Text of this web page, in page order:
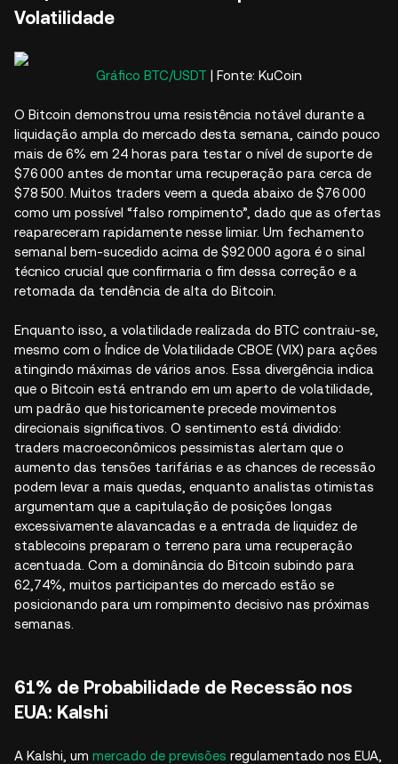
Volatilidade
Gráfico BTC/USDT | Fonte: KuCoin
O Bitcoin demonstrou uma resistência notável durante a
liquidação ampla do mercado desta semana, caindo pouco
mais de 6% em 24 horas para testar o nível de suporte de
$76 000 antes de montar uma recuperação para cerca de
$78 500. Muitos traders veem a queda abaixo de $76 000
como um possível “falso rompimento”, dado que as ofertas
reapareceram rapidamente nesse limiar. Um fechamento
semanal bem-sucedido acima de $92 000 agora é o sinal
técnico crucial que confirmaria o fim dessa correção e a
retomada da tendência de alta do Bitcoin.
Enquanto isso, a volatilidade realizada do BTC contraiu-se,
mesmo com o Índice de Volatilidade CBOE (VIX) para ações
atingindo máximas de vários anos. Essa divergência indica
que o Bitcoin está entrando em um aperto de volatilidade,
um padrão que historicamente precede movimentos
direcionais significativos. O sentimento está dividido:
traders macroeconômicos pessimistas alertam que o
aumento das tensões tarifárias e as chances de recessão
podem levar a mais quedas, enquanto analistas otimistas
argumentam que a capitulação de posições longas
excessivamente alavancadas e a entrada de liquidez de
stablecoins preparam o terreno para uma recuperação
acentuada. Com a dominância do Bitcoin subindo para
62,74%, muitos participantes do mercado estão se
posicionando para um rompimento decisivo nas próximas
semanas.
61% de Probabilidade de Recessão nos
EUA: Kalshi
A Kalshi, um mercado de previsões regulamentado nos EUA,